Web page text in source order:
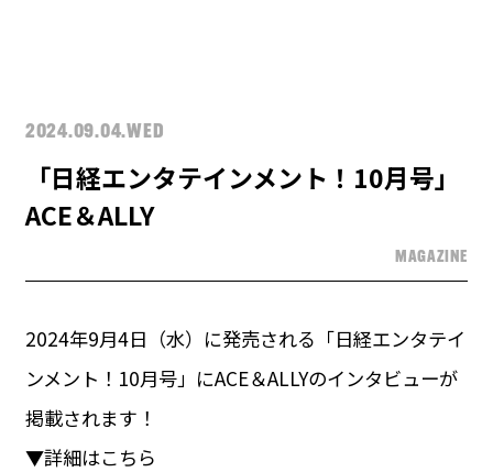
2024.09.04.WED
「日経エンタテインメント！10月号」
ACE＆ALLY
MAGAZINE
2024年9月4日（水）に発売される「日経エンタテイ
ンメント！10月号」にACE＆ALLYのインタビューが
掲載されます！
▼詳細はこちら